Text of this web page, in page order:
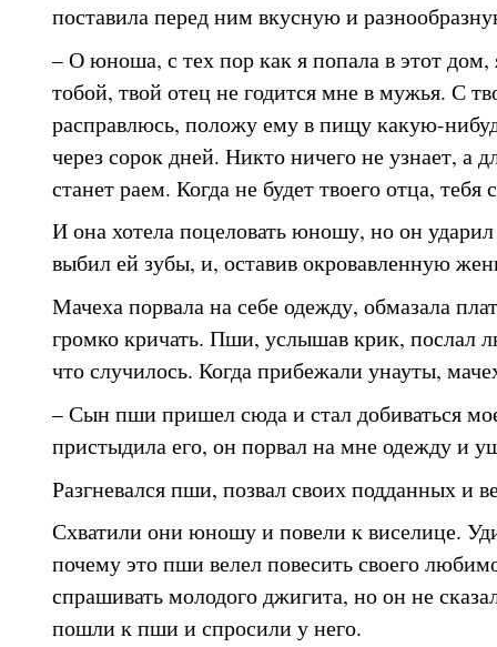
поставила перед ним вкусную и
– О юноша, с тех пор как я попала в этот дом,
тобой, твой отец не годится мне в мужья. С
расправлюсь, положу ему в пищу какую-
через сорок дней. Никто ничего не узнает, а
станет раем. Когда не будет твоего отца,
И она хотела поцеловать юношу, но он ударил
выбил ей зубы, и, оставив окровавленную
Мачеха порвала на себе одежду, обмазала
громко кричать. Пши, услышав крик, послал
что случилось. Когда прибежали унауты,
– Сын пши пришел сюда и стал добиваться
пристыдила его, он порвал на мне одежду и
Разгневался пши, позвал своих подданных и
Схватили они юношу и повели к виселице.
почему это пши велел повесить своего
спрашивать молодого джигита, но он не
пошли к пши и спросили у него.